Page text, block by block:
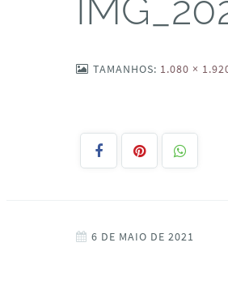
TAMANHOS: 1.080 ×
6 DE MAIO DE 2021